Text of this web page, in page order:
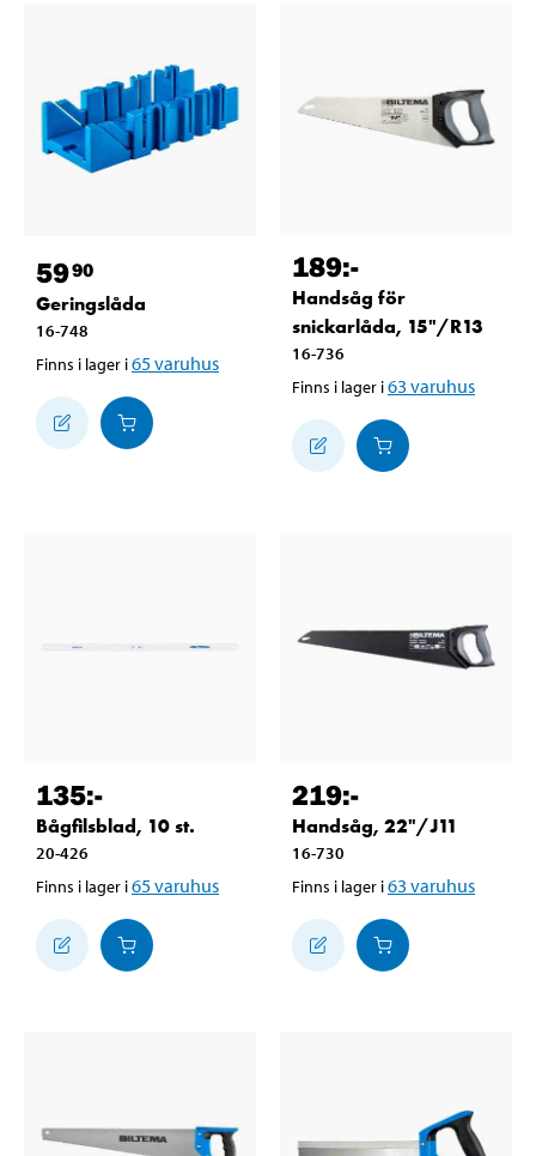
5990
Geringslåda
16-748
Finns i lager i65varuhus
189:-
Handsåg för
snickarlåda, 15"/R13
16-736
Finns i lager i63 varuhus
135:-
Bågfilsblad, 10 st.
20-426
Finns i lager i65varuhus
219:-
Handsåg, 22"/J11
16-730
Finns i lager i63 varuhus